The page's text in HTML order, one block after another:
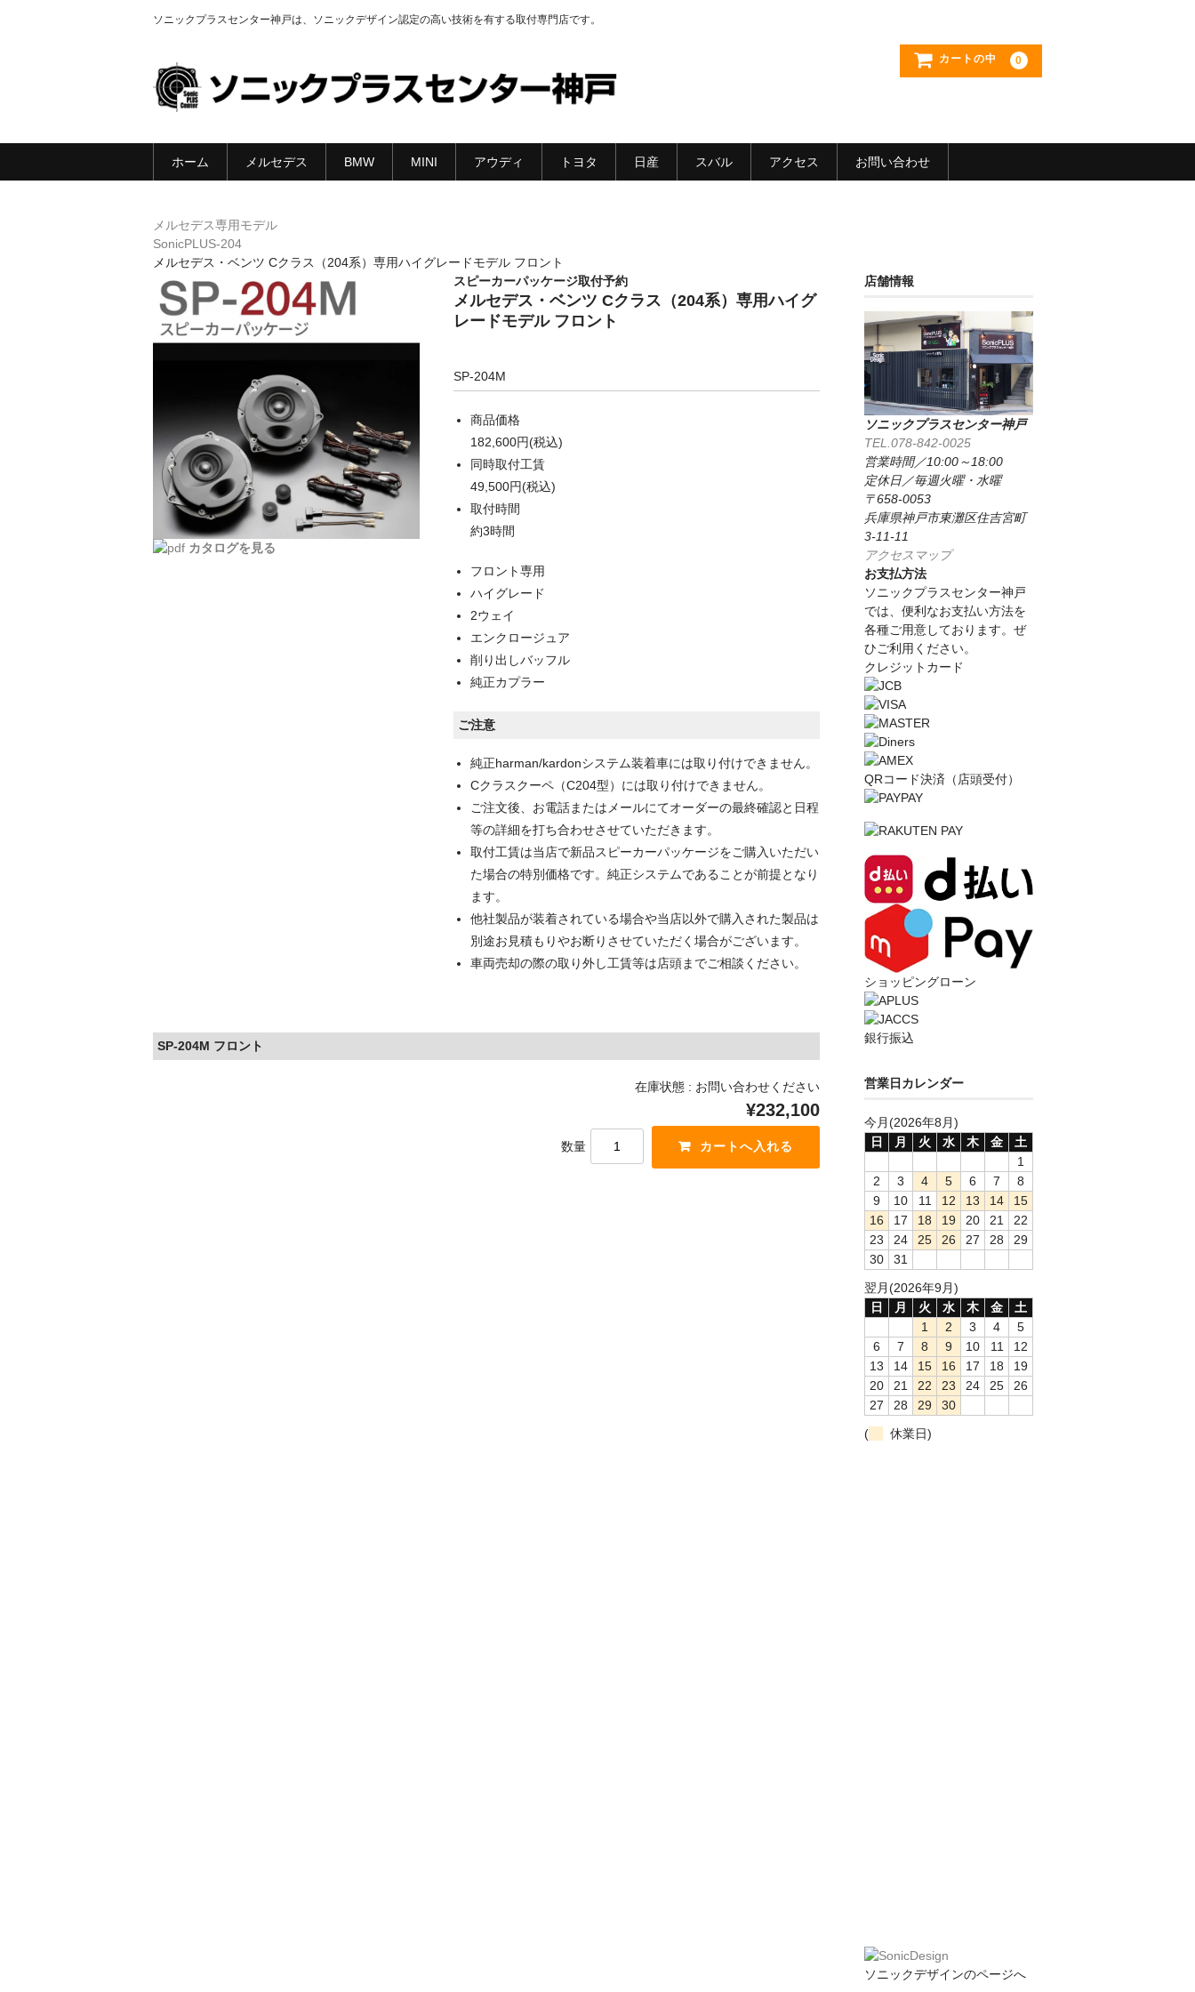
ソニックプラスセンター神戸は、ソニックデザイン認定の高い技術を有する取付専門店です。
カートの中 0
ホーム メルセデス BMW MINI アウディ トヨタ 日産 スバル アクセス お問い合わせ
メルセデス専用モデル
SonicPLUS-204
メルセデス・ベンツ Cクラス（204系）専用ハイグレードモデル フロント
カタログを見る
スピーカーパッケージ取付予約
メルセデス・ベンツ Cクラス（204系）専用ハイグ
レードモデル フロント
SP-204M
商品価格
182,600円(税込)
同時取付工賃
49,500円(税込)
取付時間
約3時間
フロント専用
ハイグレード
2ウェイ
エンクロージュア
削り出しバッフル
純正カプラー
ご注意
純正harman/kardonシステム装着車には取り付けできません。
Cクラスクーペ（C204型）には取り付けできません。
ご注文後、お電話またはメールにてオーダーの最終確認と日程
等の詳細を打ち合わせさせていただきます。
取付工賃は当店で新品スピーカーパッケージをご購入いただい
た場合の特別価格です。純正システムであることが前提となり
ます。
他社製品が装着されている場合や当店以外で購入された製品は
別途お見積もりやお断りさせていただく場合がございます。
車両売却の際の取り外し工賃等は店頭までご相談ください。
SP-204M フロント
在庫状態 : お問い合わせください
¥232,100
数量
店舗情報
ソニックプラスセンター神戸
TEL.078-842-0025
営業時間／10:00～18:00
定休日／毎週火曜・水曜
〒658-0053
兵庫県神戸市東灘区住吉宮町
3-11-11
アクセスマップ
お支払方法
ソニックプラスセンター神戸
では、便利なお支払い方法を
各種ご用意しております。ぜ
ひご利用ください。
クレジットカード
QRコード決済（店頭受付）
ショッピングローン
銀行振込
営業日カレンダー
今月(2026年8月)
日
月 火 水 木 金
土
1
2
3 4 5 6 7
8
9
10 11 12 13 14
15
16
17 18 19 20 21
22
23
24 25 26 27 28
29
30
31
翌月(2026年9月)
日
月 火 水 木 金
土
1
2 3 4
5
6
7 8 9 10 11
12
13
14 15 16 17 18
19
20
21 22 23 24 25
26
27
28 29
30
(
休業日)
ソニックデザインのページへ